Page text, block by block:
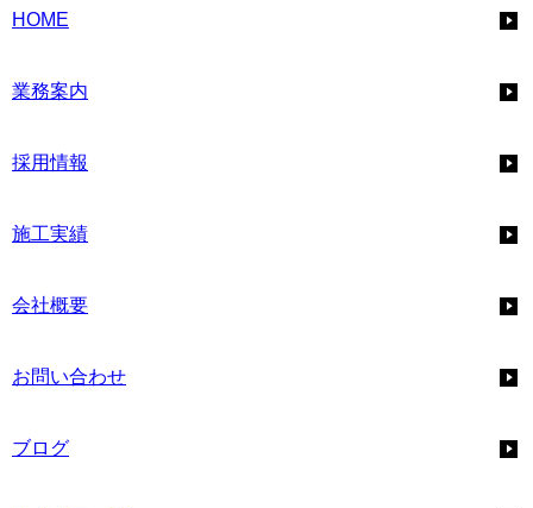
HOME
業務案内
採用情報
施工実績
会社概要
お問い合わせ
ブログ